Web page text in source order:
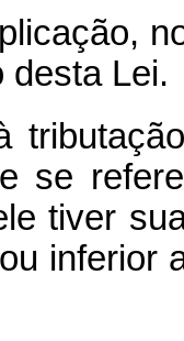
desta Lei.
se
tiver
inferior